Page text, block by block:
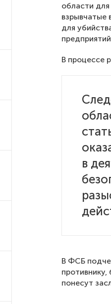
области
взрывчатые
для
В процессе
в
В ФСБ
противнику,
понесут